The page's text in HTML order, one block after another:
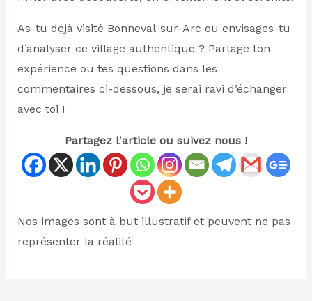
As-tu déjà visité Bonneval-sur-Arc ou envisages-tu
d’analyser ce village authentique ? Partage ton
expérience ou tes questions dans les
commentaires ci-dessous, je serai ravi d’échanger
avec toi !
Partagez l'article ou suivez nous !
Nos images sont à but illustratif et peuvent ne pas
représenter la réalité